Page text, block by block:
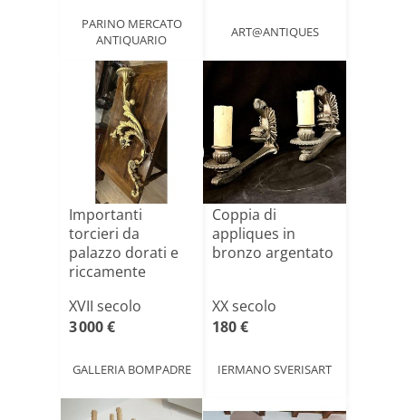
PARINO MERCATO
ANTIQUARIO
ART@ANTIQUES
Importanti
torcieri da
palazzo dorati e
riccamente
XVII secolo
3 000 €
GALLERIA BOMPADRE
Coppia di
appliques in
bronzo argentato
XX secolo
180 €
IERMANO SVERISART